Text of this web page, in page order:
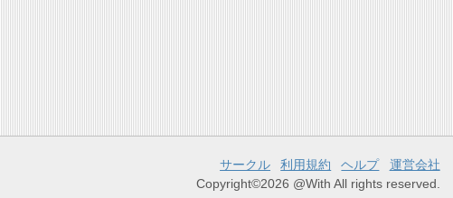
サークル 利用規約 ヘルプ
運営会社
Copyright©2026 @With All rights reserved.